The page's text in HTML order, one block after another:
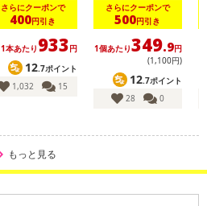
さらにクーポンで
400円引き
1本あたり 933円
12.7ポイント
1,032
15
さらにクーポンで
500円引き
1個あたり349.9円
(1,100円)
12.7ポイント
28
0
もっと見る